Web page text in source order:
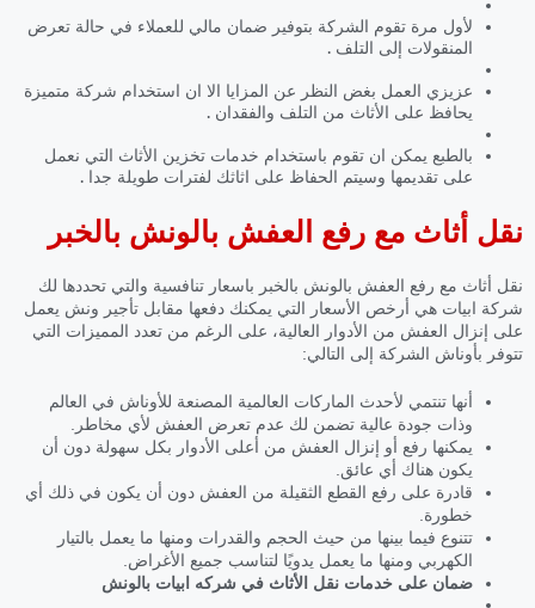
لأول مرة تقوم الشركة بتوفير ضمان مالي للعملاء في حالة تعرض
المنقولات إلى التلف .
عزيزي العمل بغض النظر عن المزايا الا ان استخدام شركة متميزة
يحافظ على الأثاث من التلف والفقدان .
بالطبع يمكن ان تقوم باستخدام خدمات تخزين الأثاث التي نعمل
على تقديمها وسيتم الحفاظ على اثاثك لفترات طويلة جدا .
نقل أثاث مع رفع العفش بالونش بالخبر
نقل أثاث مع رفع العفش بالونش بالخبر باسعار تنافسية والتي تحددها لك
شركة ابيات هي أرخص الأسعار التي يمكنك دفعها مقابل تأجير ونش يعمل
على إنزال العفش من الأدوار العالية، على الرغم من تعدد المميزات التي
تتوفر بأوناش الشركة إلى التالي:
أنها تنتمي لأحدث الماركات العالمية المصنعة للأوناش في العالم
وذات جودة عالية تضمن لك عدم تعرض العفش لأي مخاطر.
يمكنها رفع أو إنزال العفش من أعلى الأدوار بكل سهولة دون أن
يكون هناك أي عائق.
قادرة على رفع القطع الثقيلة من العفش دون أن يكون في ذلك أي
خطورة.
تتنوع فيما بينها من حيث الحجم والقدرات ومنها ما يعمل بالتيار
الكهربي ومنها ما يعمل يدويًا لتناسب جميع الأغراض.
ضمان على خدمات نقل الأثاث في شركه ابيات بالونش